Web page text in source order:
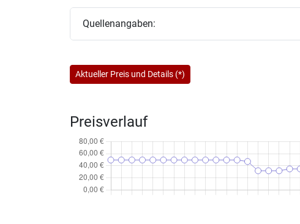
Quellenangaben:
Aktueller Preis und Details (*)
Preisverlauf